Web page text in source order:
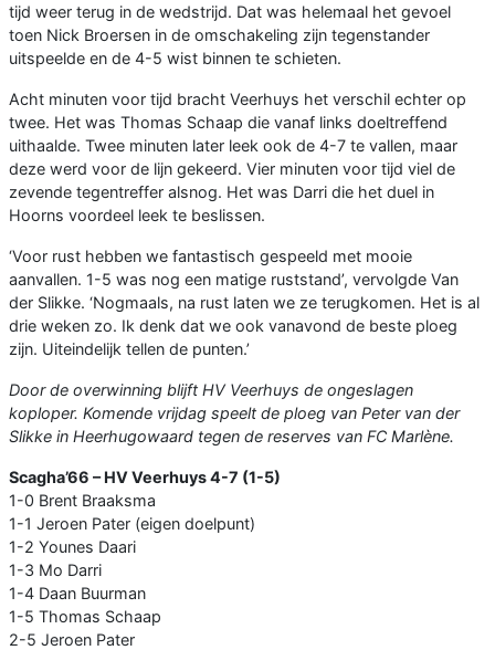
tijd weer terug in de wedstrijd. Dat was helemaal het gevoel
toen Nick Broersen in de omschakeling zijn tegenstander
uitspeelde en de 4-5 wist binnen te schieten.
Acht minuten voor tijd bracht Veerhuys het verschil echter op
twee. Het was Thomas Schaap die vanaf links doeltreffend
uithaalde. Twee minuten later leek ook de 4-7 te vallen, maar
deze werd voor de lijn gekeerd. Vier minuten voor tijd viel de
zevende tegentreffer alsnog. Het was Darri die het duel in
Hoorns voordeel leek te beslissen.
‘Voor rust hebben we fantastisch gespeeld met mooie
aanvallen. 1-5 was nog een matige ruststand’, vervolgde Van
der Slikke. ‘Nogmaals, na rust laten we ze terugkomen. Het is al
drie weken zo. Ik denk dat we ook vanavond de beste ploeg
zijn. Uiteindelijk tellen de punten.’
Door de overwinning blijft HV Veerhuys de ongeslagen
koploper. Komende vrijdag speelt de ploeg van Peter van der
Slikke in Heerhugowaard tegen de reserves van FC Marlène.
Scagha’66 – HV Veerhuys4-7 (1-5)
1-0 Brent Braaksma
1-1 Jeroen Pater (eigen doelpunt)
1-2 Younes Daari
1-3 Mo Darri
1-4 Daan Buurman
1-5 Thomas Schaap
2-5 Jeroen Pater